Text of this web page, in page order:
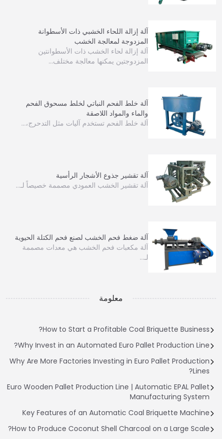
آلة إزالة اللحاء الخشبي ذات الأسطوانة
المزدوجة لمعالجة الخشب
آلة إزالة لحاء الخشب ذات الأسطوانتين
المزدوجتين يمكنها معالجة مختلف…
آلة خلط الفحم النباتي لخلط مسحوق الفحم
والماء والمواد اللاصقة
آلة خلط الفحم تستخدم آليات مثل التدحرج،…
آلة تقشير جذوع الأشجار الرأسية
آلة تقشير الخشب العمودي مصممة خصيصاً لـ…
آلة ضغط فحم الخشب لصنع فحم الكتلة الحيوية
آلة مكعبات فحم الخشب هي معدات مصممة
لـ…
معلومة
How to Start a Profitable Coal Briquette Business?
Why Invest in an Automated Euro Pallet Production Line?
Why Are More Factories Investing in Euro Pallet Production
Lines?
Euro Wooden Pallet Production Line | Automatic EPAL Pallet
Manufacturing System
Key Features of an Automatic Coal Briquette Machine
How to Produce Coconut Shell Charcoal on a Large Scale?